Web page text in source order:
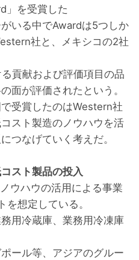
」を受賞した
いる中でAwardは5つしか
社と、メキシコの2社
貢献および評価項目の品
面が評価されたという。
受賞したのはWestern社
スト製造のノウハウを活
つなげていく考えだ。
スト製品の投入
ウハウの活用による事業
想定している。
用冷蔵庫、業務用冷凍庫
ール等、アジアのグルー